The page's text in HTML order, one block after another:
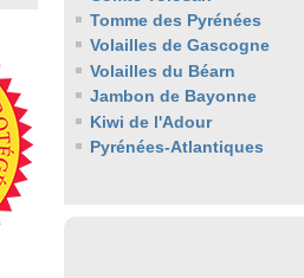
Tomme des Pyrénées
Volailles de Gascogne
Volailles du Béarn
Jambon de Bayonne
Kiwi de l'Adour
Pyrénées-Atlantiques